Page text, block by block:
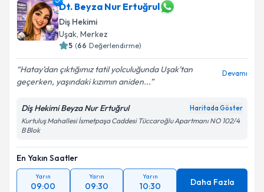
Dt. Beyza Nur Ertuğrul
Diş Hekimi
Uşak, Merkez
5 (66 Değerlendirme)
Hatay’dan çıktığımız tatil yolculuğunda Uşak’tan
geçerken, yaşındaki kızımın aniden...
Devamı
Diş Hekimi Beyza Nur Ertuğrul Haritada Göster
Kurtuluş Mahallesi İsmetpaşa Caddesi Tüccaroğlu Apartmanı NO 102/4
B Blok
En Yakın Saatler
Yarın
09:00
Yarın
09:30
Yarın
10:30 Daha Fazla